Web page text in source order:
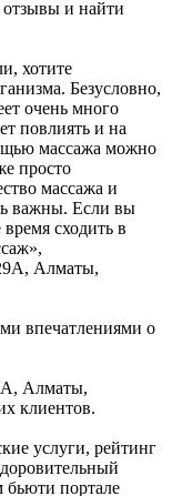
и найти
хотите
Безусловно,
очень много
повлиять и на
массажа можно
просто
массажа и
важны. Если вы
сходить в
Алматы,
впечатлениями о
Алматы,
клиентов.
услуги, рейтинг
портале